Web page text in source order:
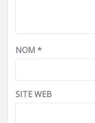
NOM *
SITE WEB